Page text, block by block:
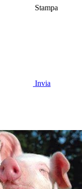
Stampa
Invia